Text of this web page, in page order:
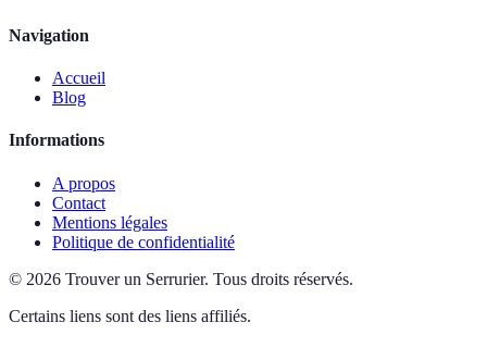
Navigation
Accueil
Blog
Informations
A propos
Contact
Mentions légales
Politique de confidentialité
© 2026 Trouver un Serrurier. Tous droits réservés.
Certains liens sont des liens affiliés.